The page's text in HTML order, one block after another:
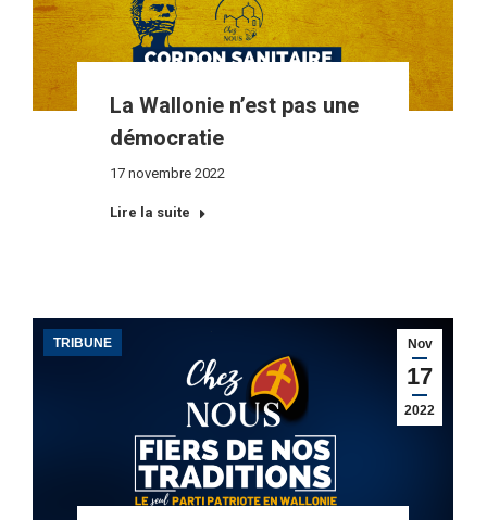
La Wallonie n’est pas une
démocratie
17 novembre 2022
Lire la suite
Nov
17
2022
TRIBUNE